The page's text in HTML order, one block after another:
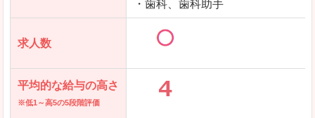
・歯科、歯科助手
求人数
平均的な給与の高さ
※低1～高5の5段階評価